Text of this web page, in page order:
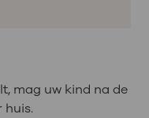
mag uw kind na de
huis.